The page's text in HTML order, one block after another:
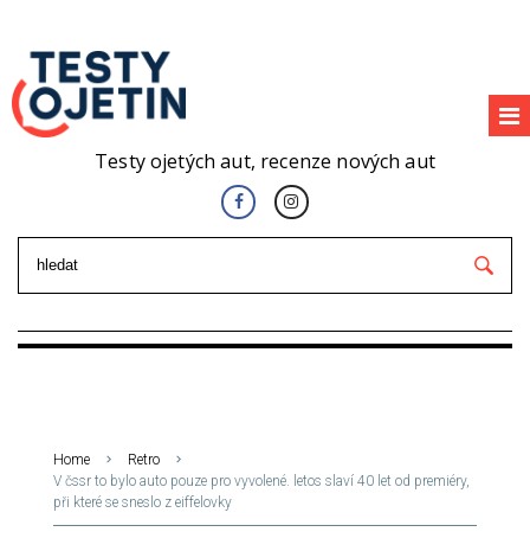
Testy ojetých aut, recenze nových aut
Home
Retro
V čssr to bylo auto pouze pro vyvolené. letos slaví 40 let od premiéry,
při které se sneslo z eiffelovky